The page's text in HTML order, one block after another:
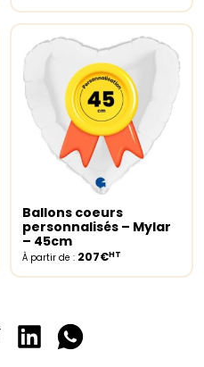
Select options
Ballons coeurs
personnalisés – Mylar
– 45cm
À partir de : 207€HT